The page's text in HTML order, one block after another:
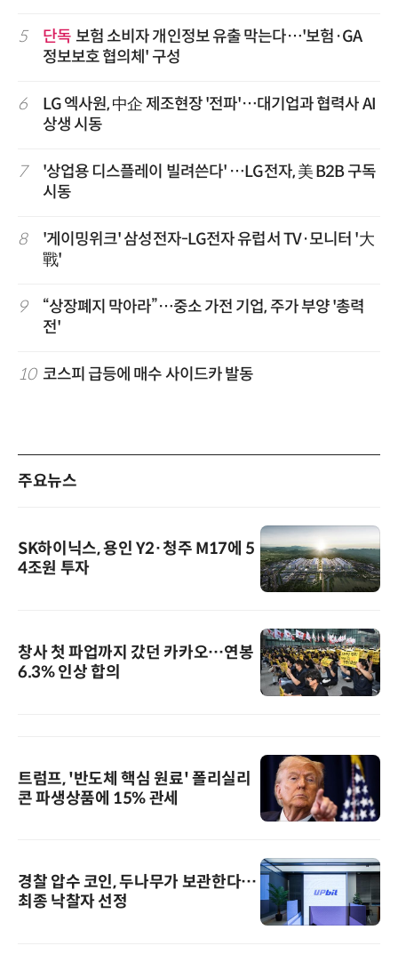
5 단독 보험 소비자 개인정보 유출 막는다…'보험·GA
정보보호 협의체' 구성
6
LG 엑사원, 中企 제조현장 '전파'…대기업과 협력사 AI
상생 시동
7
'상업용 디스플레이 빌려쓴다' …LG전자, 美 B2B 구독
시동
8
'게이밍위크' 삼성전자-LG전자 유럽서 TV·모니터 '大
戰'
9
“상장폐지 막아라”…중소 가전 기업, 주가 부양 '총력
전'
10 코스피 급등에 매수 사이드카 발동
주요뉴스
SK하이닉스, 용인 Y2·청주 M17에 5
4조원 투자
창사 첫 파업까지 갔던 카카오…연봉
6.3% 인상 합의
트럼프, '반도체 핵심 원료' 폴리실리
콘 파생상품에 15% 관세
경찰 압수 코인, 두나무가 보관한다…
최종 낙찰자 선정